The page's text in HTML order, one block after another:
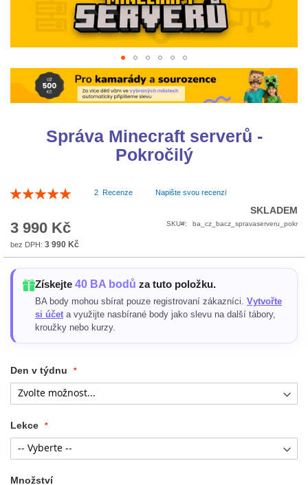
Správa Minecraft serverů -
Pokročilý
Hodnocení:
2 Recenze Napište svou recenzi
3 990 Kč
3 990 Kč
SKLADEM
SKU ba_cz_bacz_spravaserveru_pokr
Získejte 40 BA bodů za tuto položku.
BA body mohou sbírat pouze registrovaní zákazníci. Vytvořte
si účet a využijte nasbírané body jako slevu na další tábory,
kroužky nebo kurzy.
Den v týdnu
Lekce
Množství
Přeskočit
začátek